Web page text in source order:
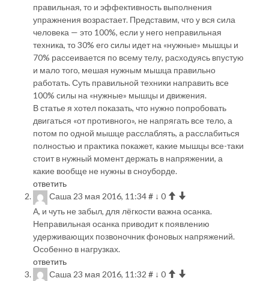
правильная, то и эффективность выполнения
упражнения возрастает. Представим, что у вся сила
человека — это 100%, если у него неправильная
техника, то 30% его силы идет на «нужные» мышцы и
70% рассеивается по всему телу, расходуясь впустую
и мало того, мешая нужным мышца правильно
работать. Суть правильной техники направить все
100% силы на «нужные» мышцы и движения.
В статье я хотел показать, что нужно попробовать
двигаться «от противного», не напрягать все тело, а
потом по одной мышце расслаблять, а расслабиться
полностью и практика покажет, какие мышцы все-таки
стоит в нужный момент держать в напряжении, а
какие вообще не нужны в сноуборде.
ответить
Саша 23 мая 2016, 11:34# ↓ 0
А, и чуть не забыл, для лёгкости важна осанка.
Неправильная осанка приводит к появлению
удерживающих позвоночник фоновых напряжений.
Особенно в нагрузках.
ответить
Саша 23 мая 2016, 11:32 # ↓ 0